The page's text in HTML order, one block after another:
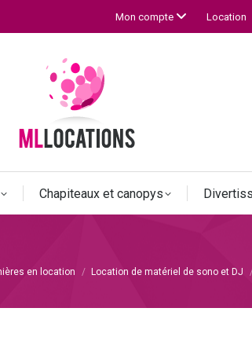
Mon compte Location
Chapiteaux et canopys
en location Location de matériel de sono et DJ